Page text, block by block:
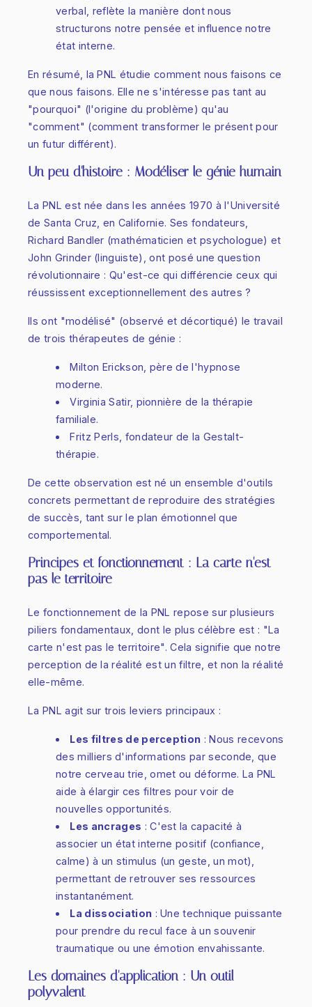
verbal, reflète la manière dont nous
structurons notre pensée et influence notre
état interne.
En résumé, la PNL étudie comment nous faisons ce
que nous faisons. Elle ne s'intéresse pas tant au
"pourquoi" (l'origine du problème) qu'au
"comment" (comment transformer le présent pour
un futur différent).
Un peu d'histoire : Modéliser le génie humain
La PNL est née dans les années 1970 à l'Université
de Santa Cruz, en Californie. Ses fondateurs,
Richard Bandler (mathématicien et psychologue) et
John Grinder (linguiste), ont posé une question
révolutionnaire : Qu'est-ce qui différencie ceux qui
réussissent exceptionnellement des autres ?
Ils ont "modélisé" (observé et décortiqué) le travail
de trois thérapeutes de génie :
Milton Erickson, père de l'hypnose
moderne.
Virginia Satir, pionnière de la thérapie
familiale.
Fritz Perls, fondateur de la Gestalt-
thérapie.
De cette observation est né un ensemble d'outils
concrets permettant de reproduire des stratégies
de succès, tant sur le plan émotionnel que
comportemental.
Principes et fonctionnement : La carte n'est
pas le territoire
Le fonctionnement de la PNL repose sur plusieurs
piliers fondamentaux, dont le plus célèbre est : "La
carte n'est pas le territoire". Cela signifie que notre
perception de la réalité est un filtre, et non la réalité
elle-même.
La PNL agit sur trois leviers principaux :
Les filtres de perception : Nous recevons
des milliers d'informations par seconde, que
notre cerveau trie, omet ou déforme. La PNL
aide à élargir ces filtres pour voir de
nouvelles opportunités.
Les ancrages : C'est la capacité à
associer un état interne positif (confiance,
calme) à un stimulus (un geste, un mot),
permettant de retrouver ses ressources
instantanément.
La dissociation : Une technique puissante
pour prendre du recul face à un souvenir
traumatique ou une émotion envahissante.
Les domaines d'application : Un outil
polyvalent